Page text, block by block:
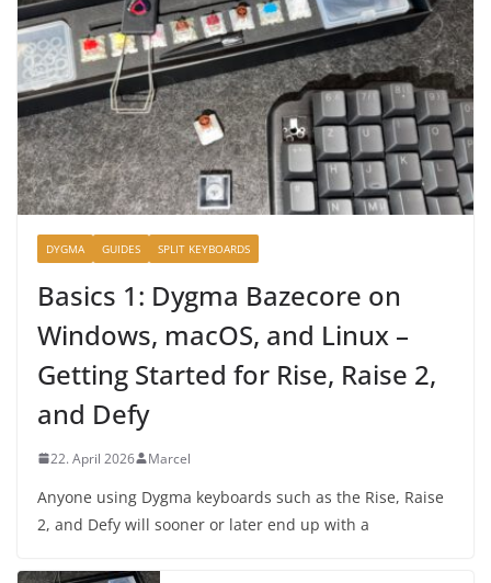
DYGMA GUIDES SPLIT KEYBOARDS
Basics 1: Dygma Bazecore on
Windows, macOS, and Linux –
Getting Started for Rise, Raise 2,
and Defy
22. April 2026 Marcel
Anyone using Dygma keyboards such as the Rise, Raise
2, and Defy will sooner or later end up with a